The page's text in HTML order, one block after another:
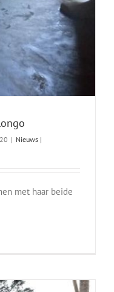
| Nieuws |
met haar beide